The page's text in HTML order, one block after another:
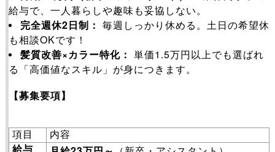
給与で、一人暮らしや趣味も妥協しない。
完全週休2日制： 毎週しっかり休める。土日の希望休
も相談OKです！
髪質改善×カラー特化： 単価1.5万円以上でも選ばれ
る「高価値なスキル」が身につきます。
【募集要項】
項目
内容
給与